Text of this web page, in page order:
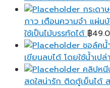
กระดา
กาว เตือนความจํา แผ่
ใช้เป็นไม้บรรทัดได้ ฿
ชอล์คน้
เขียนลบได้ โดยใช้น้ำเปล่
คลิปหนี
สดใสน่ารัก ติดตู้เย็นได้